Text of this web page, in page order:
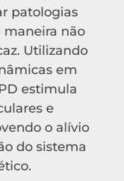
patologias
maneira não
Utilizando
em
estimula
e
o alívio
do sistema